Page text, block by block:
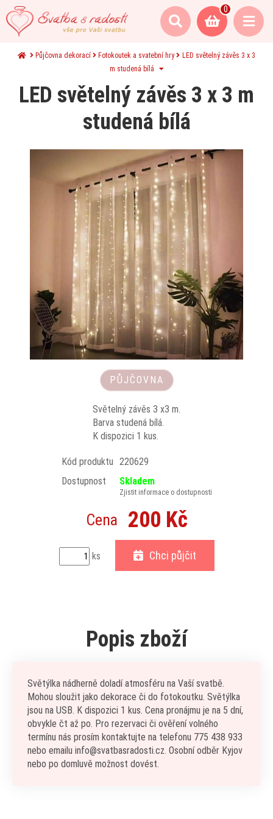
0
Půjčovna dekorací Fotokoutek a svatební hry
LED světelný závěs 3 x 3
m studená bílá
LED světelný závěs 3 x 3 m
studená bílá
PŮJČOVNA
Světelný závěs 3 x3 m.
Barva studená bílá.
K dispozici 1 kus.
Kód produktu 220629
Dostupnost
Skladem
Zjistit informace o dostupnosti
Cena 200 Kč
ks Chci půjčit
Popis zboží
Světýlka nádherně doladí atmosféru na Vaší svatbě.
Mohou sloužit jako dekorace či do fotokoutku. Světýlka
jsou na USB. K dispozici 1 kus. Cena pronájmu je na 5 dní,
obvykle čt až po. Pro rezervaci či ověření volného
termínu nás prosím kontaktujte na telefonu 775 438 933
nebo emailu info@svatbasradosti.cz. Osobní odběr Kyjov
nebo po domluvě možnost dovést.